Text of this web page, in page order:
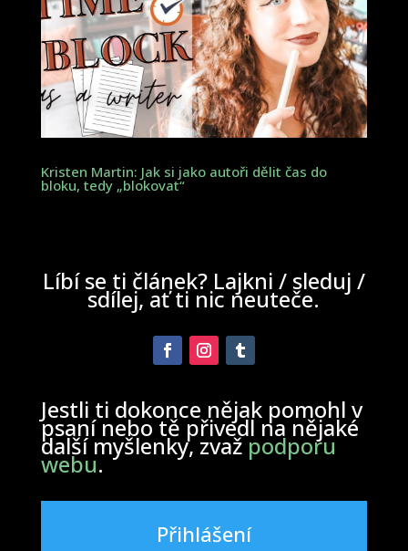
Kristen Martin: Jak si jako autoři dělit čas do
bloku, tedy „blokovat“
Líbí se ti článek? Lajkni / sleduj /
sdílej, ať ti nic neuteče.
Jestli ti dokonce nějak pomohl v
psaní nebo tě přivedl na nějaké
další myšlenky, zvažpodporu
webu.
Přihlášení